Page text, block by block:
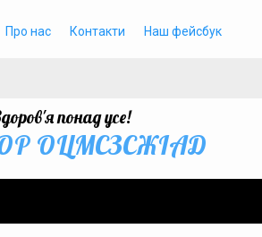
Про нас Контакти Наш фейсбук
понад усе!
ОЦМСЗСЖIАД